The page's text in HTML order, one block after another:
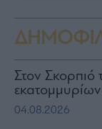
Στον
04.08.2026